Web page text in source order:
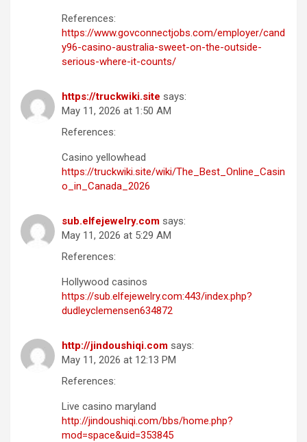
References:
https://www.govconnectjobs.com/employer/cand
y96-casino-australia-sweet-on-the-outside-
serious-where-it-counts/
https://truckwiki.site says:
May 11, 2026 at 1:50 AM
References:
Casino yellowhead
https://truckwiki.site/wiki/The_Best_Online_Casin
o_in_Canada_2026
sub.elfejewelry.com says:
May 11, 2026 at 5:29 AM
References:
Hollywood casinos
https://sub.elfejewelry.com:443/index.php?
dudleyclemensen634872
http://jindoushiqi.com says:
May 11, 2026 at 12:13 PM
References:
Live casino maryland
http://jindoushiqi.com/bbs/home.php?
mod=space&uid=353845